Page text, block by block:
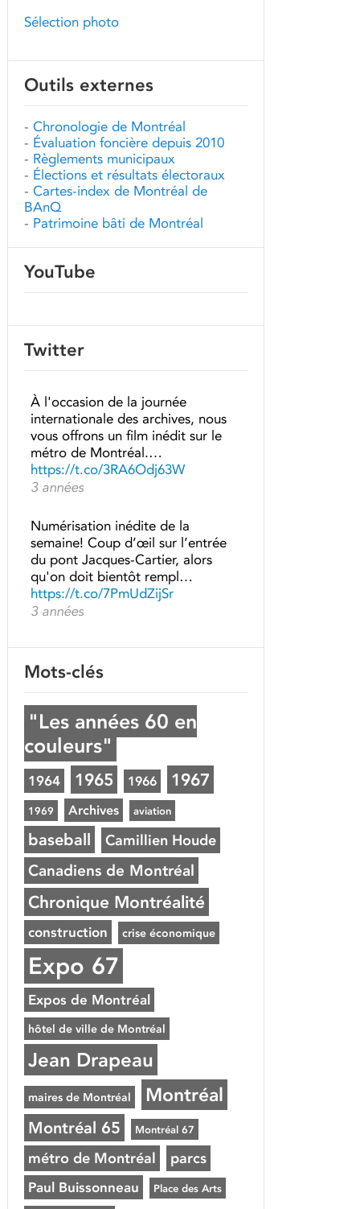
Sélection photo
Outils externes
- Chronologie de Montréal
- Évaluation foncière depuis 2010
- Règlements municipaux
- Élections et résultats électoraux
- Cartes-index de Montréal de
BAnQ
- Patrimoine bâti de Montréal
YouTube
Twitter
À l'occasion de la journée
internationale des archives, nous
vous offrons un film inédit sur le
métro de Montréal.…
https://t.co/3RA6Odj63W
3 années
Numérisation inédite de la
semaine! Coup d’œil sur l’entrée
du pont Jacques-Cartier, alors
qu'on doit bientôt rempl…
https://t.co/7PmUdZijSr
3 années
Mots-clés
"Les années 60 en
couleurs"
1964 1965 1966 1967
1969 Archives aviation
baseball Camillien Houde
Canadiens de Montréal
Chronique Montréalité
construction crise économique
Expo 67
Expos de Montréal
hôtel de ville de Montréal
Jean Drapeau
maires de Montréal Montréal
Montréal 65 Montréal 67
métro de Montréal parcs
Paul Buissonneau Place des Arts